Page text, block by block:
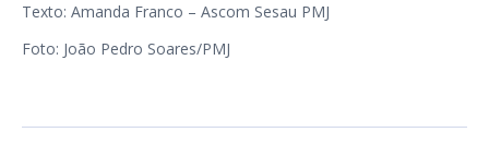
Texto: Amanda Franco – Ascom Sesau PMJ
Foto: João Pedro Soares/PMJ